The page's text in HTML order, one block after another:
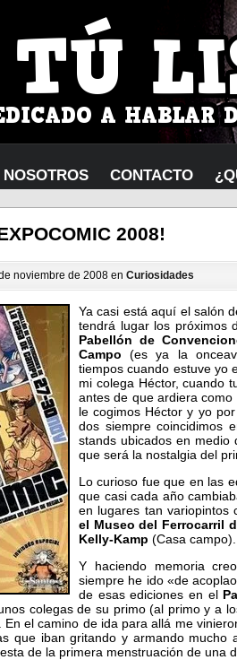
CONTACTO
2008!
noviembre de 2008 en Curiosidades
Ya casi está aquí el salón
tendrá lugar los próximos
Pabellón de
Campo (es ya la
tiempos cuando estuve yo
mi colega Héctor, cuando
antes de que ardiera
le cogimos Héctor y yo
dos siempre coincidimos
stands ubicados en
que será la nostalgia del
Lo curioso fue que en las
que casi cada año
en lugares tan variopintos
el Museo del Ferrocarril
Kelly-Kamp (Casa campo).
Y haciendo memoria
siempre he ido «de
de esas ediciones en el
colegas de su primo (al primo y a
En el camino de ida para allá me
que iban gritando y armando mucho
de la primera menstruación de una